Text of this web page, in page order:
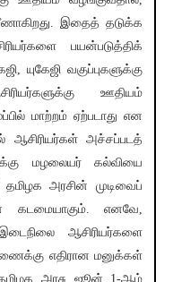
இதைத் தடுக்க
பயன்படுத்திக்
யுகேஜி வகுப்புகளுக்கு
ஊதியம்
மாற்றம் ஏற்படாது என
ஆசிரியர்கள் அச்சப்படத்
மழலையர் கல்வியை
அரசின் முடிவைப்
கடமையாகும். எனவே,
இடைநிலை ஆசிரியர்களை
எதிரான மனுக்கள்
தமிழக அரசு ஜூன் 1-ஆம்